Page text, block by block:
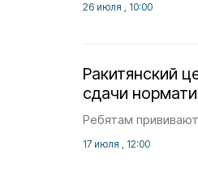
26 июля , 10:00
Ракитянский
сдачи
Ребятам
17 июля , 12:00